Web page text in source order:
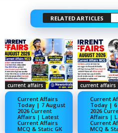
RELATED ARTICLES
current affairs
Current Affairs
Today | 7 August
2026 Current
Affairs | Latest
Current Affairs
MCQ & Static GK
current affairs
Current
Today |
2026
Affairs |
Current
MCQ &